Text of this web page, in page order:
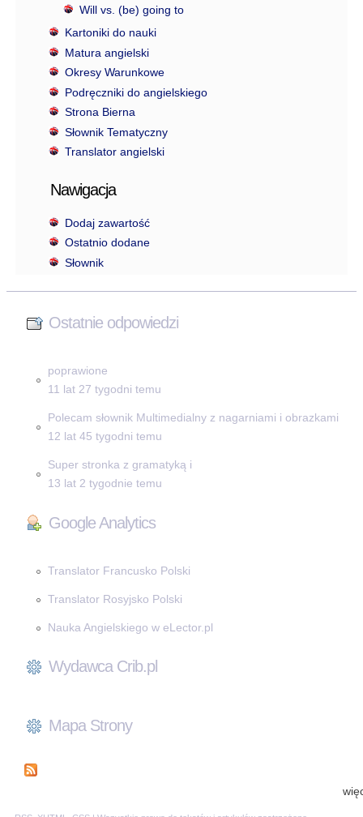
Will vs. (be) going to
Kartoniki do nauki
Matura angielski
Okresy Warunkowe
Podręczniki do angielskiego
Strona Bierna
Słownik Tematyczny
Translator angielski
Nawigacja
Dodaj zawartość
Ostatnio dodane
Słownik
Ostatnie odpowiedzi
poprawione
11 lat 27 tygodni temu
Polecam słownik Multimedialny z nagarniami i obrazkami
12 lat 45 tygodni temu
Super stronka z gramatyką i
13 lat 2 tygodnie temu
Google Analytics
Translator Francusko Polski
Translator Rosyjsko Polski
Nauka Angielskiego w eLector.pl
Wydawca Crib.pl
Mapa Strony